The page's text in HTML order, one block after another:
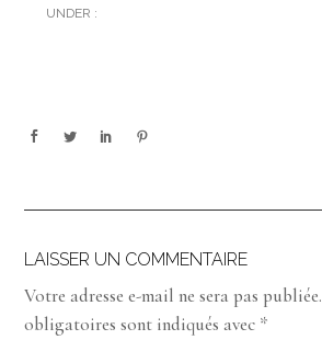
UNDER :
LAISSER UN COMMENTAIRE
Votre adresse e-mail ne sera pas publiée.
obligatoires sont indiqués avec *